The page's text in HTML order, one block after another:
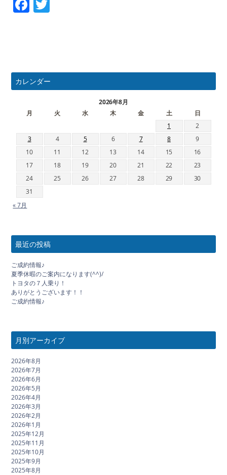
カレンダー
2026年8月
月
火 水 木 金 土
日
1
2
3
4 5 6 7 8
9
10
11 12 13 14 15
16
17
18 19 20 21 22
23
24
25 26 27 28 29
30
31
« 7月
最近の投稿
ご成約情報♪
夏季休暇のご案内になります(^^)/
トヨタの７人乗り！
ありがとうございます！！
ご成約情報♪
月別アーカイブ
2026年8月
2026年7月
2026年6月
2026年5月
2026年4月
2026年3月
2026年2月
2026年1月
2025年12月
2025年11月
2025年10月
2025年9月
2025年8月